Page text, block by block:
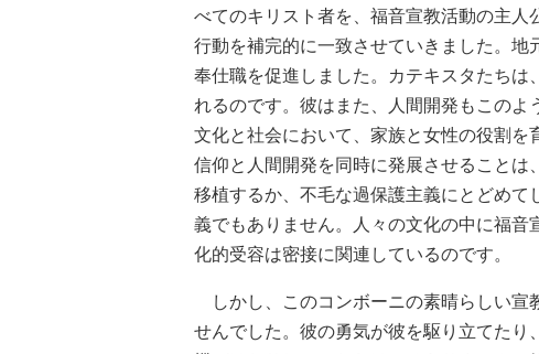
べてのキリスト者を、福音宣教活動の主人
行動を補完的に一致させていきました。
奉仕職を促進しました。カテキスタたちは
れるのです。彼はまた、人間開発もこのよ
文化と社会において、家族と女性の役割を
信仰と人間開発を同時に発展させること
移植するか、不毛な過保護主義にとどめ
義でもありません。人々の文化の中に福
化的受容は密接に関連しているのです。
しかし、このコンボーニの素晴らしい宣
せんでした。彼の勇気が彼を駆り立てた